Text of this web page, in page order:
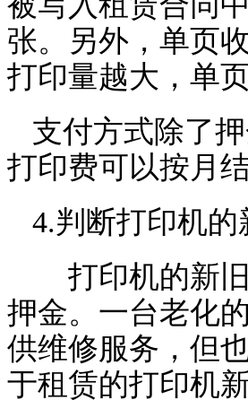
张。另外，单页
打印量越大，单
支付方式除了
打印费可以按月
4.判断打印机的
打印机的新旧
押金。一台老化
供维修服务，但
于租赁的打印机